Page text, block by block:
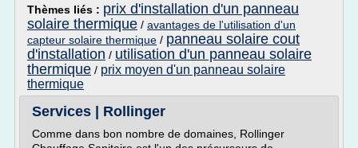
Thèmes liés : prix d'installation d'un panneau
solaire thermique / avantages de l'utilisation d'un
capteur solaire thermique / panneau solaire cout
d'installation / utilisation d'un panneau solaire
thermique / prix moyen d'un panneau solaire
thermique
Services | Rollinger
Comme dans bon nombre de domaines, Rollinger